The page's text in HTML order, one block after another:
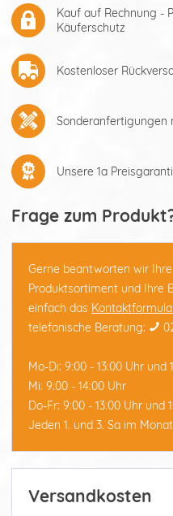
Kauf auf Rechnung -
Käuferschutz
Kostenloser
Sonderanfertigungen
Unsere 1a
Frage zum
Gerne beantworten wir
Produktsortiment und Ihre
einfach das
telefonische Beratung:
Mo-Di: 9:00 - 13:00 Uhr und
Mi: 9:00 - 14:00 Uhr
Do-Fr: 9:00 - 13:00 Uhr und
Jeden 1. und 3. Sa im
Versandkosten